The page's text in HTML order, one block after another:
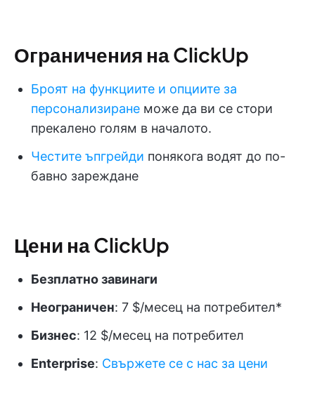
Ограничения на ClickUp
Броят на функциите и опциите за
персонализиране може да ви се стори
прекалено голям в началото.
Честите ъпгрейди понякога водят до по-
бавно зареждане
Цени на ClickUp
Безплатно завинаги
Неограничен: 7 $/месец на потребител*
Бизнес: 12 $/месец на потребител
Enterprise: Свържете се с нас за цени